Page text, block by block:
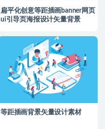
扁平化创意等距插画banner网页
ui引导页海报设计矢量背景
等距插画背景矢量设计素材